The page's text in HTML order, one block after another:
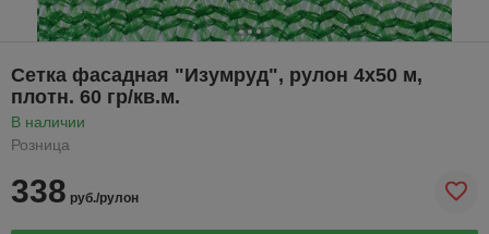
Сетка фасадная "Изумруд", рулон 4х50 м,
плотн. 60 гр/кв.м.
В наличии
Розница
338 руб./рулон